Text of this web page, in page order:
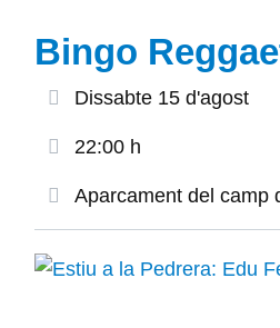
Bingo
Dissabte 15 d'agost
22:00 h
Aparcament del camp